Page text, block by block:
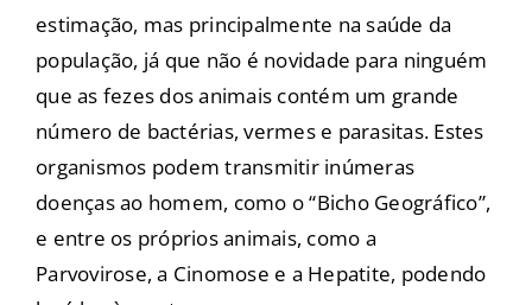
estimação, mas principalmente na saúde da
população, já que não é novidade para ninguém
que as fezes dos animais contém um grande
número de bactérias, vermes e parasitas. Estes
organismos podem transmitir inúmeras
doenças ao homem, como o “Bicho Geográfico”,
e entre os próprios animais, como a
Parvovirose, a Cinomose e a Hepatite, podendo